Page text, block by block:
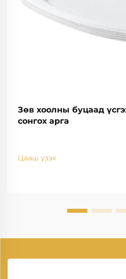
Зөв хоолны буцаад
сонгох арга
Цааш үзэх